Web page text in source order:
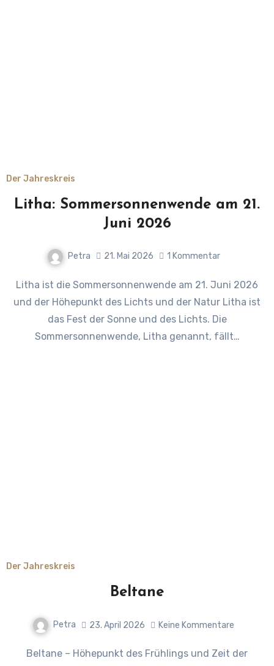
Der Jahreskreis
Litha: Sommersonnenwende am 21.
Juni 2026
Petra 21. Mai 2026 1 Kommentar
Litha ist die Sommersonnenwende am 21. Juni 2026
und der Höhepunkt des Lichts und der Natur Litha ist
das Fest der Sonne und des Lichts. Die
Sommersonnenwende, Litha genannt, fällt…
Der Jahreskreis
Beltane
Petra 23. April 2026 Keine Kommentare
Beltane – Höhepunkt des Frühlings und Zeit der